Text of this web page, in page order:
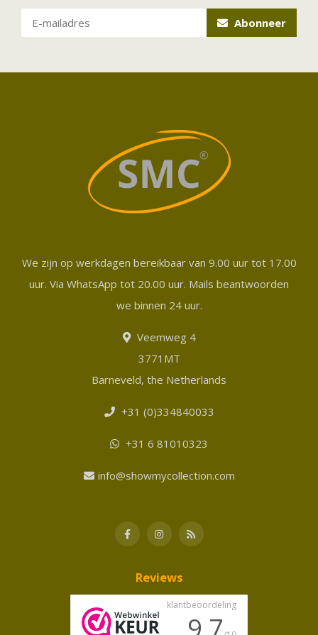
Abonneer
We zijn op werkdagen bereikbaar van 9.00 uur tot 17.00
uur. Via WhatsApp tot 20.00 uur. Mails beantwoorden
we binnen 24 uur.
Veemweg 4
3771MT
Barneveld, the Netherlands
+31 (0)334840033
+31 6 81010323
info@showmycollection.com
Reviews